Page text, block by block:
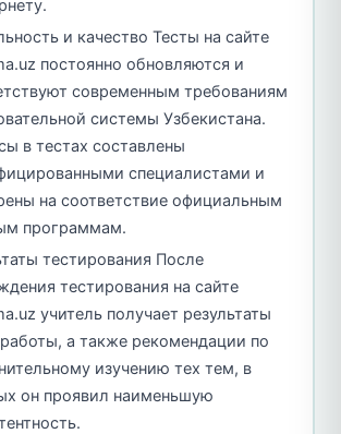
и качество Тесты на сайте
постоянно обновляются и
современным требованиям
системы Узбекистана.
в тестах составлены
специалистами и
на соответствие официальным
программам.
тестирования После
тестирования на сайте
учитель получает результаты
а также рекомендации по
изучению тех тем, в
он проявил наименьшую